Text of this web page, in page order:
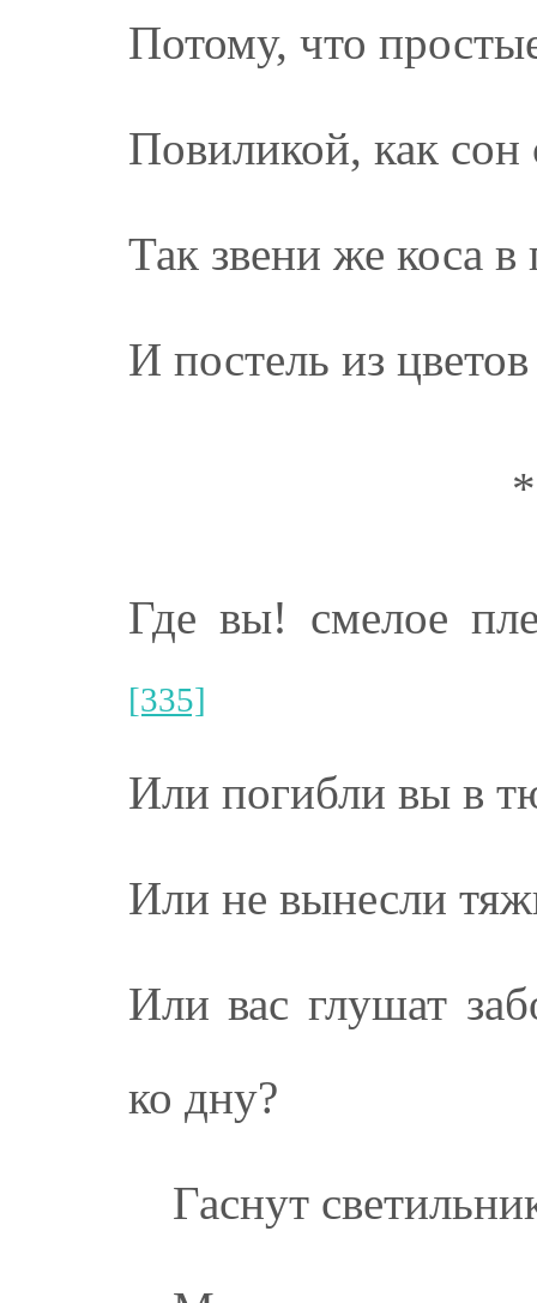
Потому, что
Повиликой, как сон
Так звени же коса в
И постель из
Где вы! смелое
[335]
Или погибли вы в
Или не вынесли
Или вас глушат
ко дну?
Гаснут